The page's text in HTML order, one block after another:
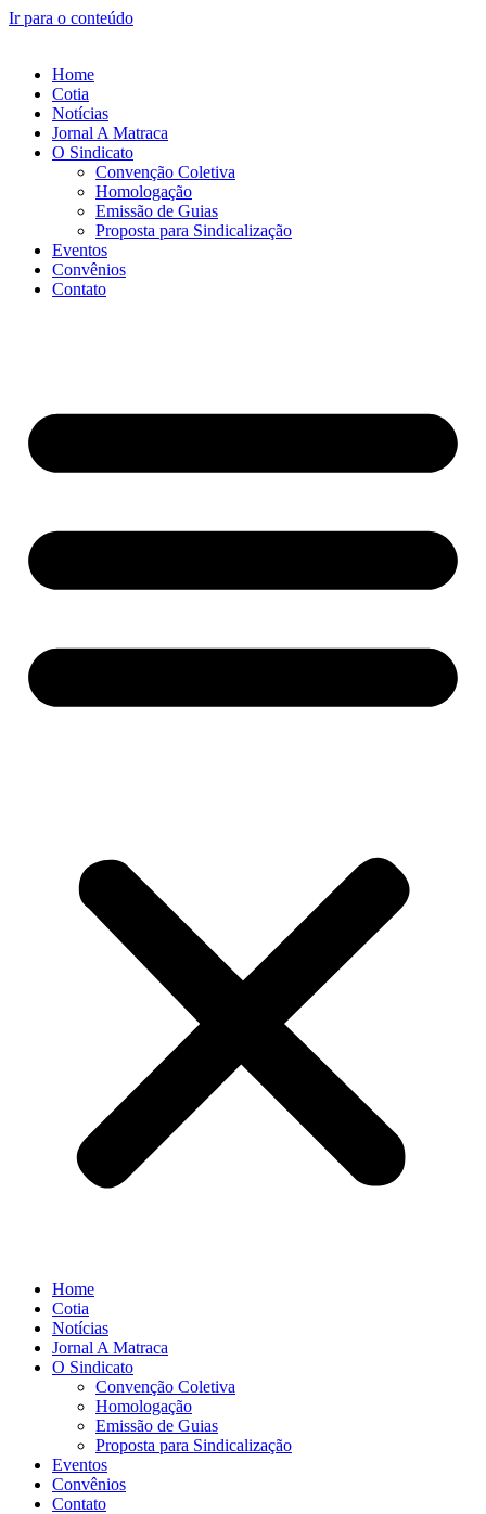
Ir para o conteúdo
Home
Cotia
Notícias
Jornal A Matraca
O Sindicato
Convenção Coletiva
Homologação
Emissão de Guias
Proposta para Sindicalização
Eventos
Convênios
Contato
Home
Cotia
Notícias
Jornal A Matraca
O Sindicato
Convenção Coletiva
Homologação
Emissão de Guias
Proposta para Sindicalização
Eventos
Convênios
Contato